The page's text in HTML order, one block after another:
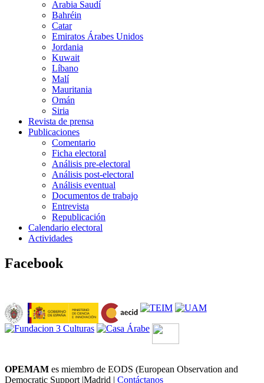
Arabia Saudí
Bahréin
Catar
Emiratos Árabes Unidos
Jordania
Kuwait
Líbano
Malí
Mauritania
Omán
Siria
Revista de prensa
Publicaciones
Comentario
Ficha electoral
Análisis pre-electoral
Análisis post-electoral
Análisis eventual
Documentos de trabajo
Entrevista
Republicación
Calendario electoral
Actividades
Facebook
OPEMAM es miembro de EODS (European Observation and
Democratic Support |Madrid | Contáctanos